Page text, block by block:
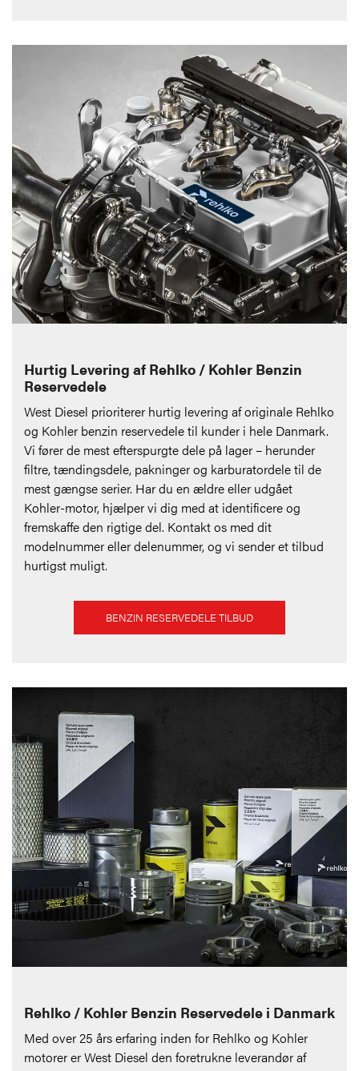
Hurtig Levering af Rehlko / Kohler Benzin
Reservedele
West Diesel prioriterer hurtig levering af originale Rehlko
og Kohler benzin reservedele til kunder i hele Danmark.
Vi fører de mest efterspurgte dele på lager – herunder
filtre, tændingsdele, pakninger og karburatordele til de
mest gængse serier. Har du en ældre eller udgået
Kohler-motor, hjælper vi dig med at identificere og
fremskaffe den rigtige del. Kontakt os med dit
modelnummer eller delenummer, og vi sender et tilbud
hurtigst muligt.
BENZIN RESERVEDELE TILBUD
Rehlko / Kohler Benzin Reservedele i Danmark
Med over 25 års erfaring inden for Rehlko og Kohler
motorer er West Diesel den foretrukne leverandør af